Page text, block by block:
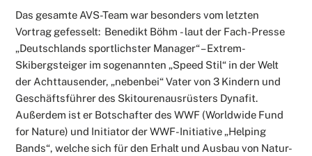
Das gesamte AVS-Team war besonders vom letzten
Vortrag gefesselt: Benedikt Böhm - laut der Fach-Presse
„Deutschlands sportlichster Manager“ – Extrem-
Skibergsteiger im sogenannten „Speed Stil“ in der Welt
der Achttausender, „nebenbei“ Vater von 3 Kindern und
Geschäftsführer des Skitourenausrüsters Dynafit.
Außerdem ist er Botschafter des WWF (Worldwide Fund
for Nature) und Initiator der WWF-Initiative „Helping
Bands“, welche sich für den Erhalt und Ausbau von Natur-